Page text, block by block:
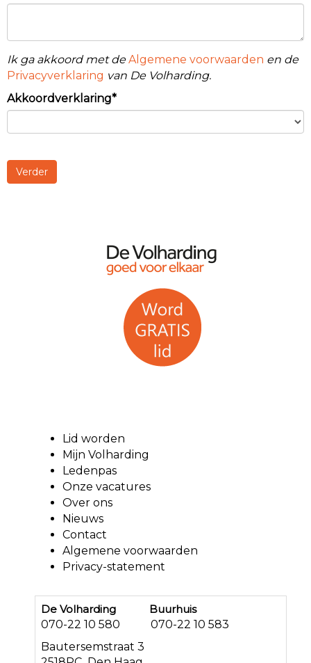
Ik ga akkoord met deAlgemene voorwaarden en de
Privacyverklaring van De Volharding.
Akkoordverklaring*
Verder
Lid worden
Mijn Volharding
Ledenpas
Onze vacatures
Over ons
Nieuws
Contact
Algemene voorwaarden
Privacy-statement
De Volharding Buurhuis
070-22 10 580 070-22 10 583
Bautersemstraat 3